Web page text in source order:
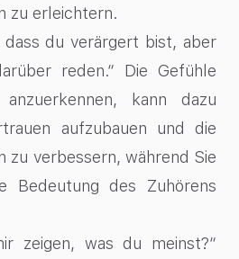
zu erleichtern.
dass du verärgert bist, aber
reden.“ Die Gefühle
kann dazu
aufzubauen und die
zu verbessern, während Sie
Bedeutung des Zuhörens
zeigen, was du meinst?“